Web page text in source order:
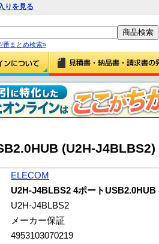
りを見る
番まとめ検索»
(U2H-J4BLBS2)
ELECOM
U2H-J4BLBS2 4ポートUSB2.0HUB
U2H-J4BLBS2
メーカー保証
4953103070219